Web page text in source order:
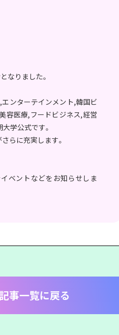
なりました。
ンターテインメント,韓国ビ
容医療,フードビジネス,経営
学公式です。
らに充実します。
ベントなどをお知らせしま
事一覧に戻る